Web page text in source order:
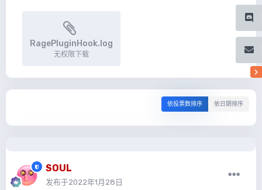
RagePluginHook.log
无权限下载
依投票数排序 依日期排序
SOUL
发布于2022年1月28日